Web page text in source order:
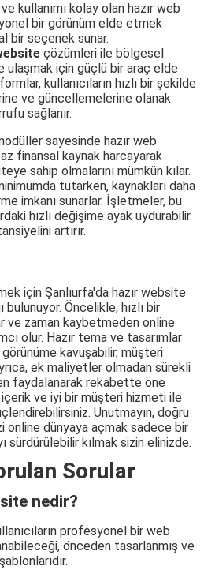
kullanımı kolay olan hazır web
bir görünüm elde etmek
bir seçenek sunar.
çözümleri ile bölgesel
için güçlü bir araç elde
kullanıcıların hızlı bir şekilde
ve güncellemelerine olanak
sağlanır.
sayesinde hazır web
finansal kaynak harcayarak
sahip olmalarını mümkün kılar.
tutarken, kaynakları daha
imkanı sunarlar. İşletmeler, bu
hızlı değişime ayak uydurabilir.
artırır.
için Şanlıurfa'da hazır website
bulunuyor. Öncelikle, hızlı bir
ve zaman kaybetmeden online
olur. Hazır tema ve tasarımlar
kavuşabilir, müşteri
ek maliyetler olmadan sürekli
faydalanarak rekabette öne
ve iyi bir müşteri hizmeti ile
Unutmayın, doğru
online dünyaya açmak sadece bir
sürdürülebilir kılmak sizin elinizde.
Sorular
nedir?
profesyonel bir web
önceden tasarlanmış ve